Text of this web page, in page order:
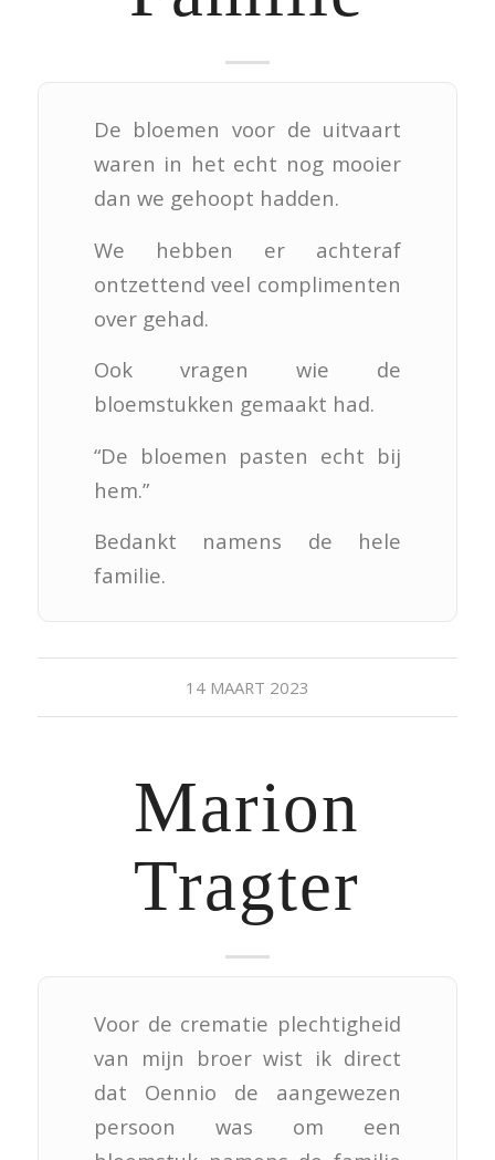
De bloemen voor de uitvaart
waren in het echt nog mooier
dan we gehoopt hadden.
We hebben er achteraf
ontzettend veel complimenten
over gehad.
Ook vragen wie de
bloemstukken gemaakt had.
“De bloemen pasten echt bij
hem.”
Bedankt namens de hele
familie.
14 MAART 2023
Marion
Tragter
Voor de crematie plechtigheid
van mijn broer wist ik direct
dat Oennio de aangewezen
persoon was om een